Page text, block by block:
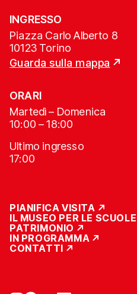
INGRESSO
Piazza Carlo Alberto 8
10123 Torino
Guarda sulla mappa
ORARI
Martedì – Domenica
10:00 – 18:00
Ultimo ingresso
17:00
PIANIFICA VISITA
IL MUSEO PER LE SCUOLE
PATRIMONIO
IN PROGRAMMA
CONTATTI